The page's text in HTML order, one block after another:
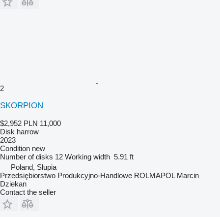
2
SKORPION
$2,952 PLN 11,000
Disk harrow
2023
Condition new
Number of disks 12 Working width 5.91 ft
Poland, Słupia
Przedsiębiorstwo Produkcyjno-Handlowe ROLMAPOL Marcin
Dziekan
Contact the seller